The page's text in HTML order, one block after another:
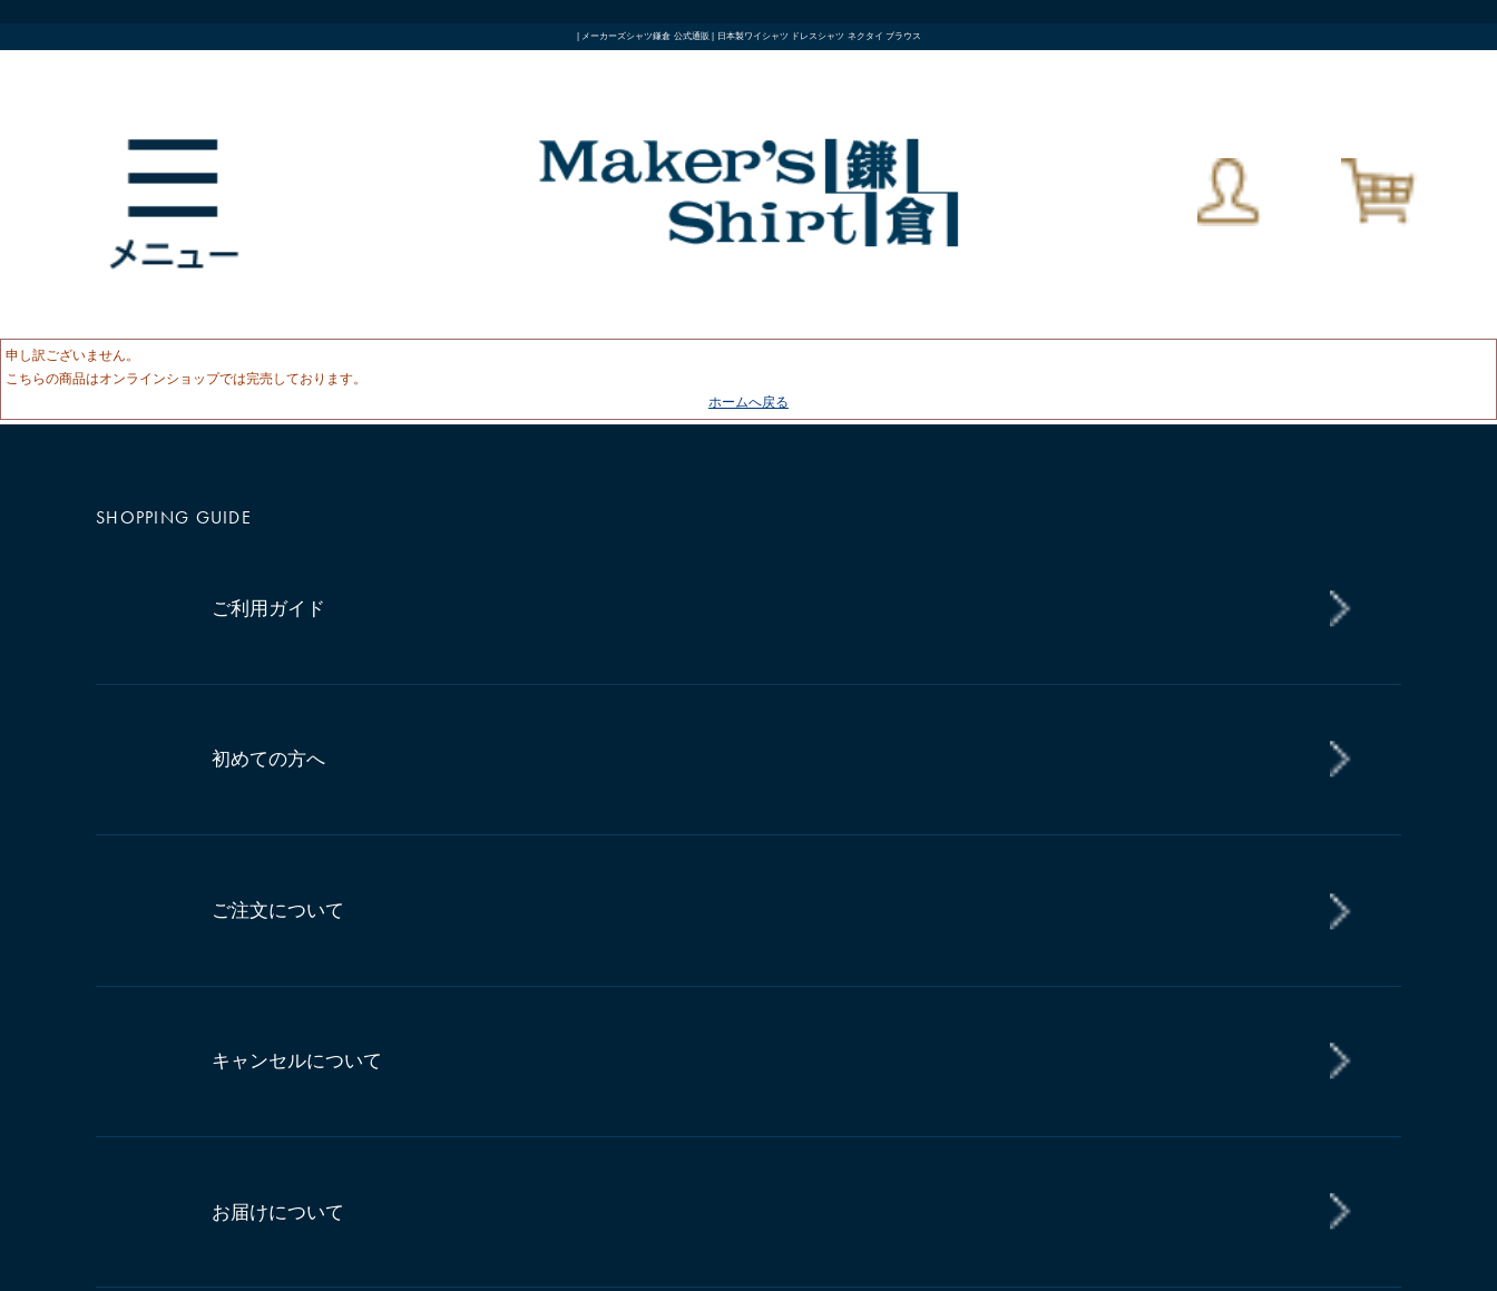
| メーカーズシャツ鎌倉 公式通販 | 日本製ワイシャツ ドレスシャツ ネクタイ ブラウス
申し訳ございません。
こちらの商品はオンラインショップでは完売しております。
ホームへ戻る
SHOPPING GUIDE
ご利用ガイド
初めての方へ
ご注文について
キャンセルについて
お届けについて